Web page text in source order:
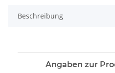
Beschreibung
Angaben zur